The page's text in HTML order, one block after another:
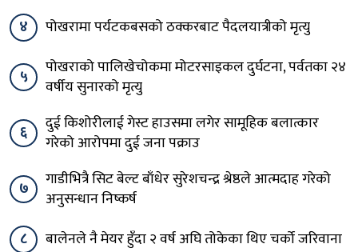
४
पोखरामा पर्यटकबसको ठक्करबाट पैदलयात्रीको मृत्यु
५
पोखराको पालिखेचोकमा मोटरसाइकल दुर्घटना, पर्वतका २४
वर्षीय सुनारको मृत्यु
६
दुई किशोरीलाई गेस्ट हाउसमा लगेर सामूहिक बलात्कार
गरेको आरोपमा दुई जना पक्राउ
७
गाडीभित्रै सिट बेल्ट बाँधेर सुरेशचन्द्र श्रेष्ठले आत्मदाह गरेको
अनुसन्धान निष्कर्ष
८
बालेनले नै मेयर हुँदा २ वर्ष अघि तोकेका थिए चर्को जरिवाना